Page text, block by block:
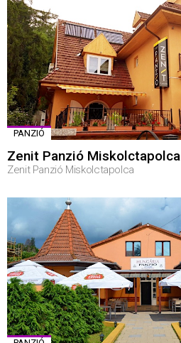
PANZIÓ
Zenit Panzió Miskolctapolca
Zenit Panzió Miskolctapolca